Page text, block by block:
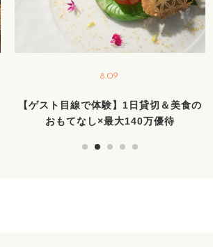
8.09
【ゲスト目線で体験】1日貸切＆美食の
おもてなし×最大140万優待